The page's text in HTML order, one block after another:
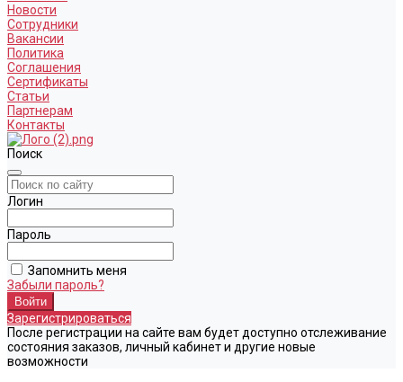
Новости
Сотрудники
Вакансии
Политика
Соглашения
Сертификаты
Статьи
Партнерам
Контакты
Поиск
Логин
Пароль
Запомнить меня
Забыли пароль?
Зарегистрироваться
После регистрации на сайте вам будет доступно отслеживание
состояния заказов, личный кабинет и другие новые
возможности